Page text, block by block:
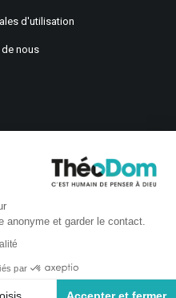
d'utilisation
nous
anonyme et garder le contact.
par